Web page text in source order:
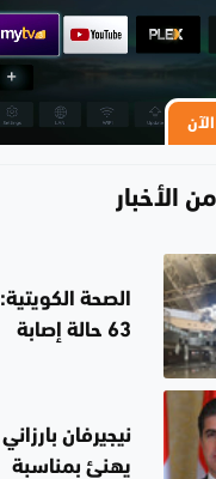
الأخبار
الصحة الكويتية:
63 حالة إصابة
نيجيرفان بارزاني
يهنئ بمناسبة